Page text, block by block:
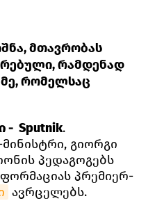
მთავრობას
რამდენად
რომელსაც
- Sputnik.
გიორგი
პედაგოგებს
პრემიერ-
ავრცელებს.